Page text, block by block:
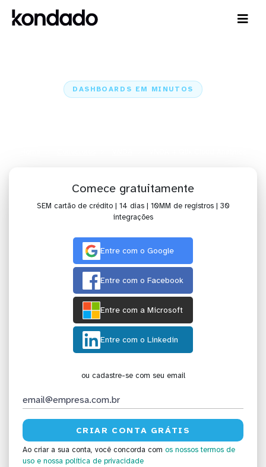
DASHBOARDS EM MINUTOS
Comece gratuitamente
SEM cartão de crédito | 14 dias | 10MM de registros | 30
integrações
Entre com o Google
Entre com o Facebook
Entre com a Microsoft
Entre com o Linkedin
ou cadastre-se com seu email
Ao criar a sua conta, você concorda com os nossos termos de
uso e nossa política de privacidade